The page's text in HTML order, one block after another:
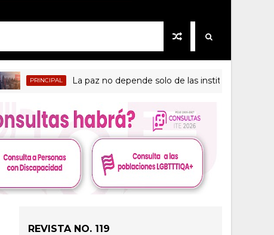
PRINCIPAL La paz no depende solo de las instituciones de
REVISTA NO. 119